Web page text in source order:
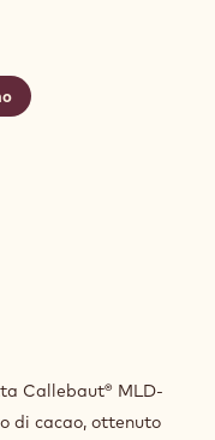
Callebaut® MLD-
di cacao, ottenuto